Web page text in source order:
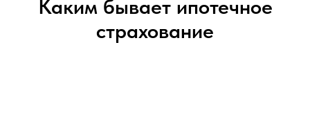
Каким бывает ипотечное
страхование